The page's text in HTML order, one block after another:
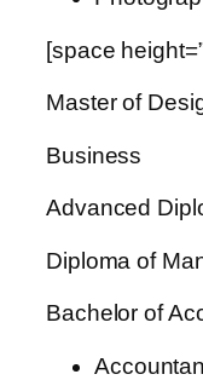
[space
Master of
Business
Advanced
Diploma of
Bachelor of